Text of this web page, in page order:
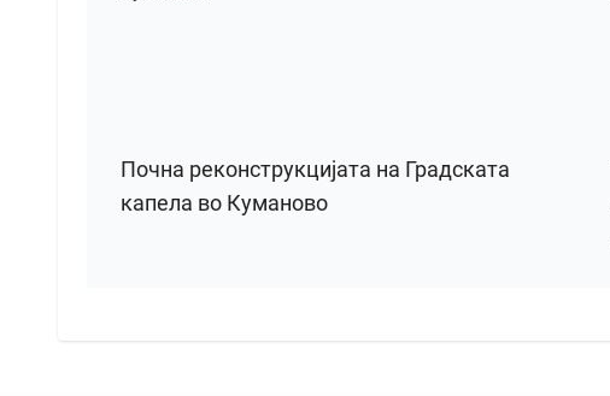
Почна реконструкцијата на Градската
капела во Куманово